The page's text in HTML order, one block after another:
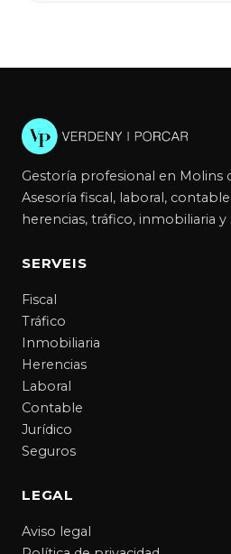
Gestoría profesional en Molins
Asesoría fiscal, laboral,
herencias, tráfico, inmobiliaria y
SERVEIS
Fiscal
Tráfico
Inmobiliaria
Herencias
Laboral
Contable
Jurídico
Seguros
LEGAL
Aviso legal